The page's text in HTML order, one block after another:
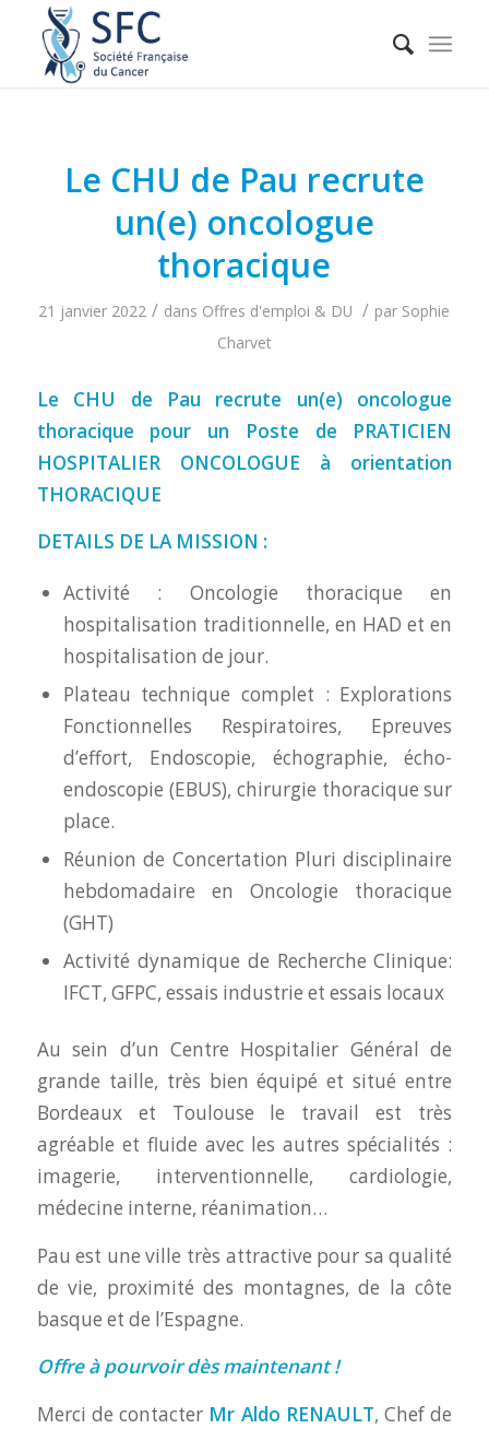
Le CHU de Pau recrute
un(e) oncologue
thoracique
21 janvier 2022 / dans Offres d'emploi & DU / par Sophie
Charvet
Le CHU de Pau recrute un(e) oncologue
thoracique pour un Poste de PRATICIEN
HOSPITALIER ONCOLOGUE à orientation
THORACIQUE
DETAILS DE LA MISSION :
Activité : Oncologie thoracique en
hospitalisation traditionnelle, en HAD et en
hospitalisation de jour.
Plateau technique complet : Explorations
Fonctionnelles Respiratoires, Epreuves
d’effort, Endoscopie, échographie, écho-
endoscopie (EBUS), chirurgie thoracique sur
place.
Réunion de Concertation Pluri disciplinaire
hebdomadaire en Oncologie thoracique
(GHT)
Activité dynamique de Recherche Clinique:
IFCT, GFPC, essais industrie et essais locaux
Au sein d’un Centre Hospitalier Général de
grande taille, très bien équipé et situé entre
Bordeaux et Toulouse le travail est très
agréable et fluide avec les autres spécialités :
imagerie, interventionnelle, cardiologie,
médecine interne, réanimation…
Pau est une ville très attractive pour sa qualité
de vie, proximité des montagnes, de la côte
basque et de l’Espagne.
Offre à pourvoir dès maintenant !
Merci de contacter Mr Aldo RENAULT, Chef de